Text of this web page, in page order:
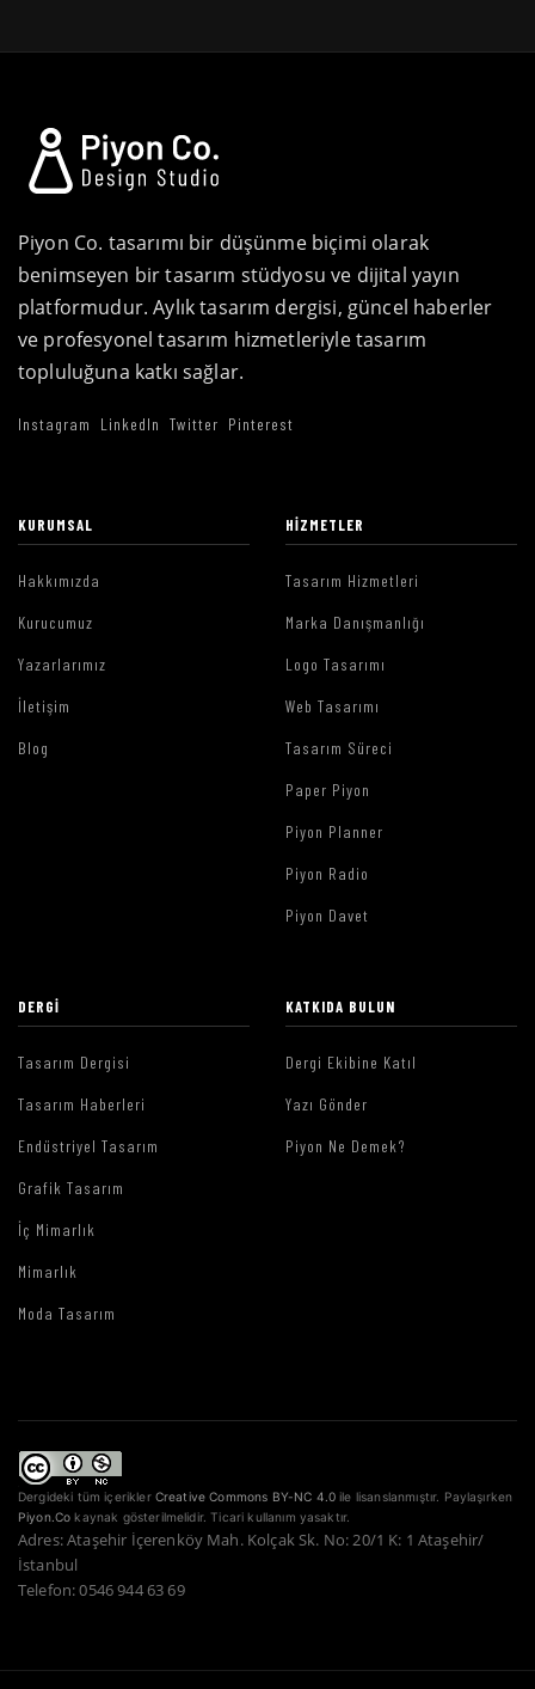
Piyon Co. tasarımı bir düşünme biçimi olarak
benimseyen bir tasarım stüdyosu ve dijital yayın
platformudur. Aylık tasarım dergisi, güncel haberler
ve profesyonel tasarım hizmetleriyle tasarım
topluluğuna katkı sağlar.
Instagram LinkedIn Twitter Pinterest
KURUMSAL
Hakkımızda
Kurucumuz
Yazarlarımız
İletişim
Blog
HIZMETLER
Tasarım Hizmetleri
Marka Danışmanlığı
Logo Tasarımı
Web Tasarımı
Tasarım Süreci
Paper Piyon
Piyon Planner
Piyon Radio
Piyon Davet
DERGI
Tasarım Dergisi
Tasarım Haberleri
Endüstriyel Tasarım
Grafik Tasarım
İç Mimarlık
Mimarlık
Moda Tasarım
KATKIDA BULUN
Dergi Ekibine Katıl
Yazı Gönder
Piyon Ne Demek?
Dergideki tüm içerikler Creative Commons BY-NC 4.0 ile lisanslanmıştır. Paylaşırken
Piyon.Co kaynak gösterilmelidir. Ticari kullanım yasaktır.
Adres: Ataşehir İçerenköy Mah. Kolçak Sk. No: 20/1 K: 1 Ataşehir/
İstanbul
Telefon: 0546 944 63 69